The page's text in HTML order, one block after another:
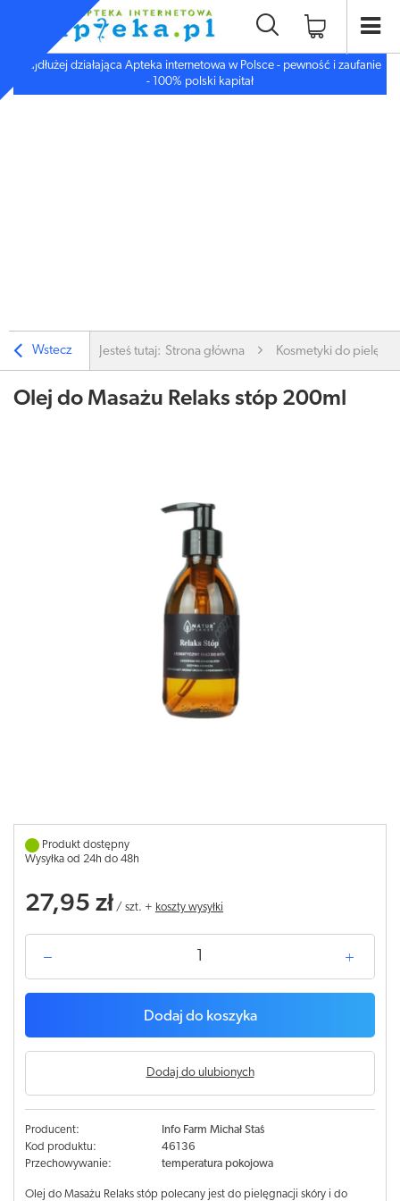
Najdłużej działająca Apteka internetowa w Polsce - pewność i zaufanie
- 100% polski kapitał
Wstecz Jesteś tutaj: Strona główna Kosmetyki do
Olej do Masażu Relaks stóp 200ml
Produkt dostępny
Wysyłka od 24h do 48h
27,95 zł / szt. + koszty wysyłki
Dodaj do koszyka
Dodaj do ulubionych
Producent:
Info Farm Michał Staś
Kod produktu:
46136
Przechowywanie:
temperatura pokojowa
Olej do Masażu Relaks stóp polecany jest do pielęgnacji skóry i do